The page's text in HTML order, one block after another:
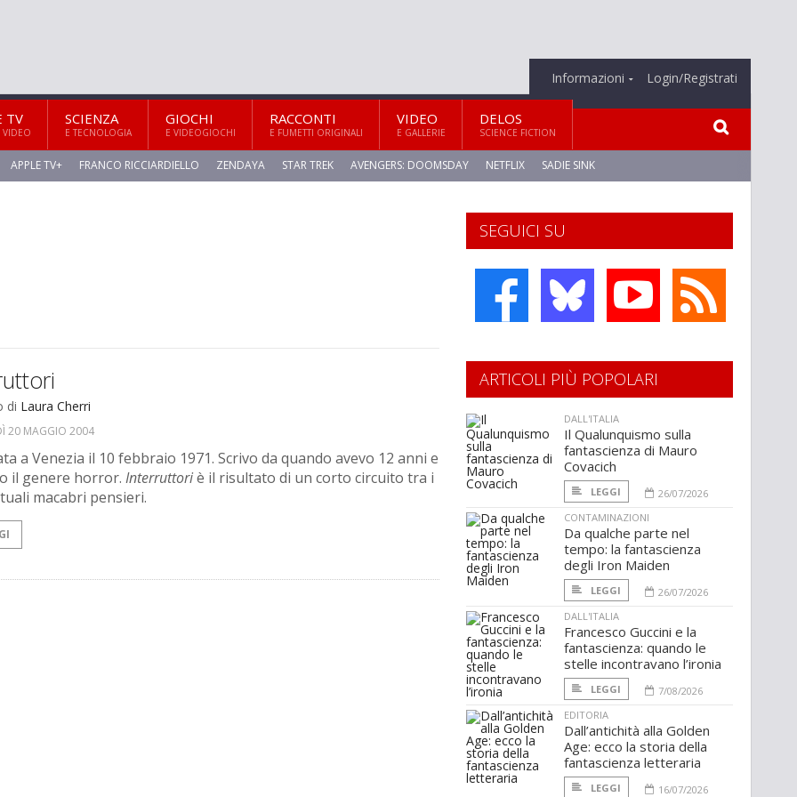
Informazioni Login/Registrati
TV
VIDEO
SCIENZA
E TECNOLOGIA
GIOCHI
E VIDEOGIOCHI
RACCONTI
E FUMETTI ORIGINALI
VIDEO
E GALLERIE
DELOS
SCIENCE FICTION
APPLE TV+ FRANCO RICCIARDIELLO ZENDAYA STAR TREK AVENGERS: DOOMSDAY NETFLIX SADIE SINK
di Laura Cherri
20 MAGGIO 2004
a Venezia il 10 febbraio 1971. Scrivo da quando avevo 12 anni e
il genere horror. Interruttoriè il risultato di un corto circuito tra i
macabri pensieri.
SEGUICI SU
ARTICOLI PIÙ POPOLARI
DALL'ITALIA
Il Qualunquismo sulla
fantascienza di Mauro
Covacich
LEGGI
26/07/2026
CONTAMINAZIONI
Da qualche parte nel
tempo: la fantascienza
degli Iron Maiden
LEGGI
26/07/2026
DALL'ITALIA
Francesco Guccini e la
fantascienza: quando le
stelle incontravano l’ironia
LEGGI
7/08/2026
EDITORIA
Dall’antichità alla Golden
Age: ecco la storia della
fantascienza letteraria
LEGGI 16/07/2026